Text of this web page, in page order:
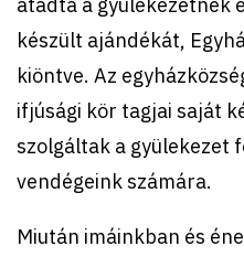
készült ajándékát,
kiöntve. Az
ifjúsági kör tagjai saját
szolgáltak a gyülekezet
vendégeink számára.
Miután imáinkban és